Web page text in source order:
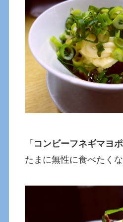
「 コンビーフネギマヨ
たまに無性に食べたく